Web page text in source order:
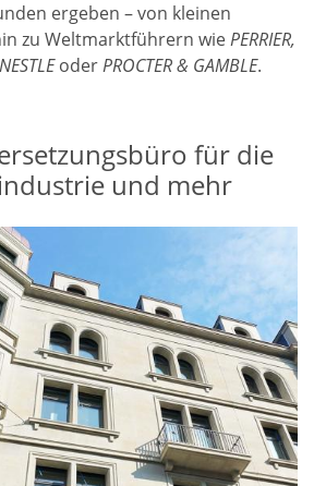
ergeben – von kleinen
zu Weltmarktführern wiePERRIER,
oderPROCTER & GAMBLE.
für die
und mehr